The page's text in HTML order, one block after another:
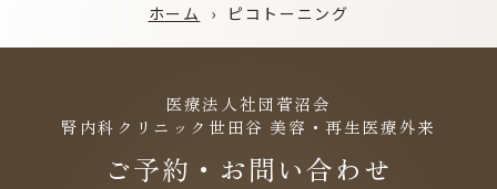
ホーム › ピコトーニング
医療法人社団菅沼会
腎内科クリニック世田谷 美容・再生医療外来
ご予約・お問い合わせ